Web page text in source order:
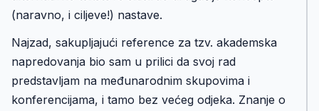
(naravno, i ciljeve!) nastave.
Najzad, sakupljajući reference za tzv. akademska
napredovanja bio sam u prilici da svoj rad
predstavljam na međunarodnim skupovima i
konferencijama, i tamo bez većeg odjeka. Znanje o